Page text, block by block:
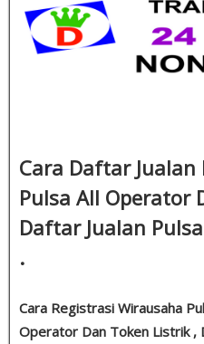
Cara Daftar Jualan
Pulsa All Operator
Daftar Jualan
.
Cara Registrasi Wirausaha
Operator Dan Token Listrik ,